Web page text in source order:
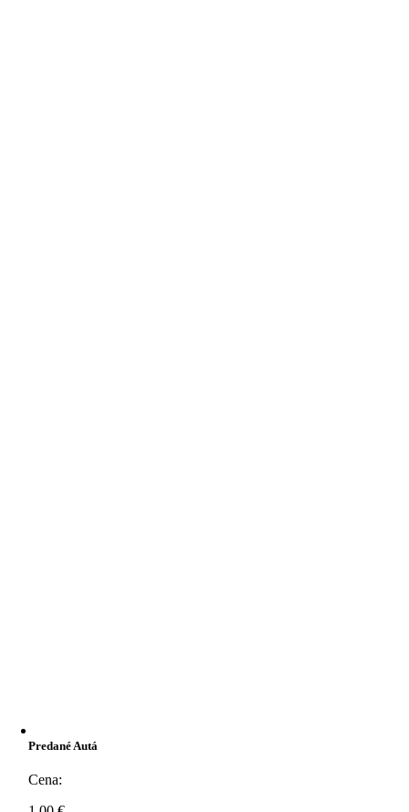
Predané Autá
Cena: